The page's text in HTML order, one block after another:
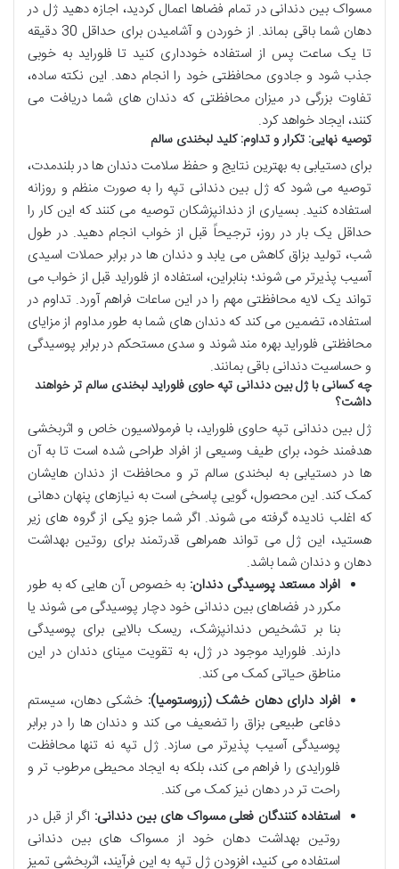
مسواک بین دندانی در تمام فضاها اعمال کردید، اجازه دهید ژل در
دهان شما باقی بماند. از خوردن و آشامیدن برای حداقل 30 دقیقه
تا یک ساعت پس از استفاده خودداری کنید تا فلوراید به خوبی
جذب شود و جادوی محافظتی خود را انجام دهد. این نکته ساده،
تفاوت بزرگی در میزان محافظتی که دندان های شما دریافت می
کنند، ایجاد خواهد کرد.
توصیه نهایی: تکرار و تداوم: کلید لبخندی سالم
برای دستیابی به بهترین نتایج و حفظ سلامت دندان ها در بلندمدت،
توصیه می شود که ژل بین دندانی تپه را به صورت منظم و روزانه
استفاده کنید. بسیاری از دندانپزشکان توصیه می کنند که این کار را
حداقل یک بار در روز، ترجیحاً قبل از خواب انجام دهید. در طول
شب، تولید بزاق کاهش می یابد و دندان ها در برابر حملات اسیدی
آسیب پذیرتر می شوند؛ بنابراین، استفاده از فلوراید قبل از خواب می
تواند یک لایه محافظتی مهم را در این ساعات فراهم آورد. تداوم در
استفاده، تضمین می کند که دندان های شما به طور مداوم از مزایای
محافظتی فلوراید بهره مند شوند و سدی مستحکم در برابر پوسیدگی
و حساسیت دندانی باقی بمانند.
چه کسانی با ژل بین دندانی تپه حاوی فلوراید لبخندی سالم تر خواهند
داشت؟
ژل بین دندانی تپه حاوی فلوراید، با فرمولاسیون خاص و اثربخشی
هدفمند خود، برای طیف وسیعی از افراد طراحی شده است تا به آن
ها در دستیابی به لبخندی سالم تر و محافظت از دندان هایشان
کمک کند. این محصول، گویی پاسخی است به نیازهای پنهان دهانی
که اغلب نادیده گرفته می شوند. اگر شما جزو یکی از گروه های زیر
هستید، این ژل می تواند همراهی قدرتمند برای روتین بهداشت
دهان و دندان شما باشد.
افراد مستعد پوسیدگی دندان: به خصوص آن هایی که به طور
مکرر در فضاهای بین دندانی خود دچار پوسیدگی می شوند یا
بنا بر تشخیص دندانپزشک، ریسک بالایی برای پوسیدگی
دارند. فلوراید موجود در ژل، به تقویت مینای دندان در این
مناطق حیاتی کمک می کند.
افراد دارای دهان خشک (زروستومیا): خشکی دهان، سیستم
دفاعی طبیعی بزاق را تضعیف می کند و دندان ها را در برابر
پوسیدگی آسیب پذیرتر می سازد. ژل تپه نه تنها محافظت
فلورایدی را فراهم می کند، بلکه به ایجاد محیطی مرطوب تر و
راحت تر در دهان نیز کمک می کند.
استفاده کنندگان فعلی مسواک های بین دندانی: اگر از قبل در
روتین بهداشت دهان خود از مسواک های بین دندانی
استفاده می کنید، افزودن ژل تپه به این فرآیند، اثربخشی تمیز